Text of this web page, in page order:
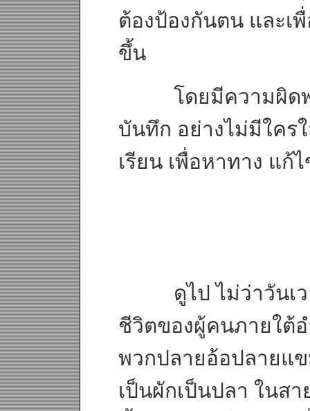
ต้องป้องกันตน และเ
ขึ้น
โดยมีความผิดพล
บันทึก อย่างไม่มีใคร
เรียน เพื่อหาทาง แก้
ดูไป ไม่ว่าวันเวล
ชีวิตของผู้คนภายใต้อ
พวกปลายอ้อปลายแ
เป็นผักเป็นปลา ในส